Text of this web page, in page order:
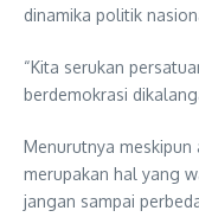
dinamika politik
“Kita serukan
berdemokrasi
Menurutnya
merupakan hal yang
jangan sampai